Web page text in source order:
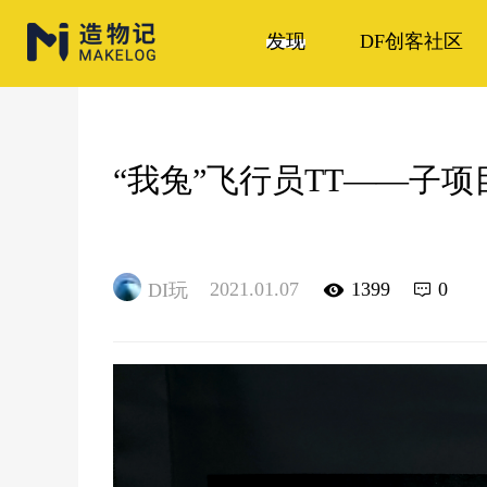
发现 DF创客社区
“我兔”飞行员TT——子项
DI玩 2021.01.07 1399 0